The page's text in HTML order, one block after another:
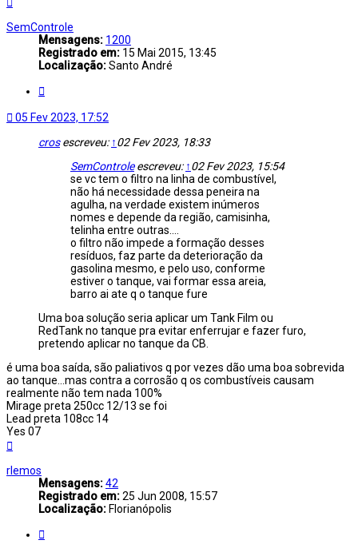
topo
SemControle
Mensagens: 1200
Registrado em: 15 Mai 2015, 13:45
Localização:Santo André
05 Fev 2023, 17:52
crosescreveu: ↑02 Fev 2023, 18:33
SemControleescreveu: ↑02 Fev 2023, 15:54
se vc tem o filtro na linha de combustível,
não há necessidade dessa peneira na
agulha, na verdade existem inúmeros
nomes e depende da região, camisinha,
telinha entre outras....
o filtro não impede a formação desses
resíduos, faz parte da deterioração da
gasolina mesmo, e pelo uso, conforme
estiver o tanque, vai formar essa areia,
barro ai ate q o tanque fure
Uma boa solução seria aplicar um Tank Film ou
RedTank no tanque pra evitar enferrujar e fazer furo,
pretendo aplicar no tanque da CB.
é uma boa saída, são paliativos q por vezes dão uma boa sobrevida
ao tanque...mas contra a corrosão q os combustíveis causam
realmente não tem nada 100%
Mirage preta 250cc 12/13 se foi
Lead preta 108cc 14
Yes 07
topo
rlemos
Mensagens:42
Registrado em:25 Jun 2008, 15:57
Localização: Florianópolis